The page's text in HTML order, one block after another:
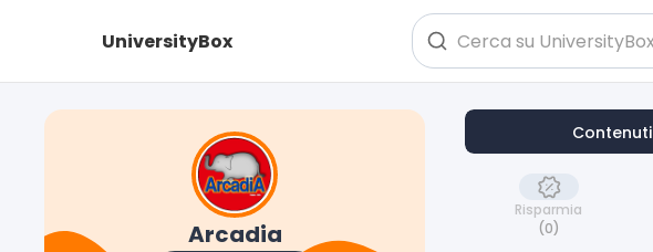
UniversityBox
Arcadia
Contenuti
Risparmia
(0)